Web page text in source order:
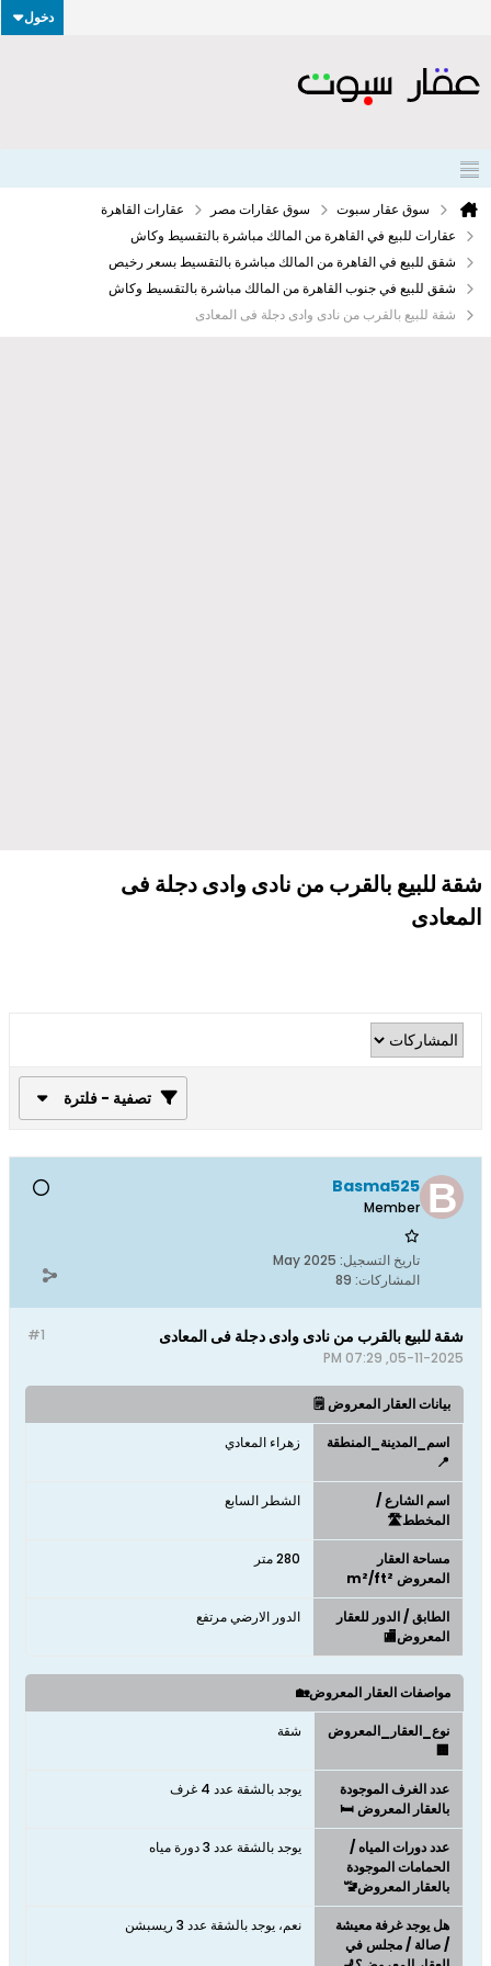
دخول
سوق عقار سبوت سوق عقارات مصر
عقارات القاهرة
عقارات للبيع في القاهرة من المالك مباشرة بالتقسيط وكاش
شقق للبيع في القاهرة من المالك مباشرة بالتقسيط بسعر رخيص
شقق للبيع في جنوب القاهرة من المالك مباشرة بالتقسيط وكاش
شقة للبيع بالقرب من نادى وادى دجلة فى المعادى
شقة للبيع بالقرب من نادى وادى دجلة فى
المعادى
تصفية - فلترة
Basma525
Member
تاريخ التسجيل: May 2025
المشاركات: 89
#1 شقة للبيع بالقرب من نادى وادى دجلة فى المعادى
05-11-2025, 07:29 PM
بيانات العقار المعروض 🗒️
اسم_المدينة_المنطقة
📍
زهراء المعادي
اسم الشارع /
المخطط🛣️
الشطر السابع
مساحة العقار
المعروض m²/ft²
280 متر
الطابق / الدور للعقار
المعروض🏬
الدور الارضي مرتفع
مواصفات العقار المعروض🏡
نوع_العقار_المعروض
🏢
شقة
عدد الغرف الموجودة
بالعقار المعروض 🛏️
يوجد بالشقة عدد 4 غرف
عدد دورات المياه /
الحمامات الموجودة
بالعقار المعروض🚾
يوجد بالشقة عدد 3 دورة مياه
هل يوجد غرفة معيشة
/ صالة / مجلس في
نعم، يوجد بالشقة عدد 3 ريسبشن